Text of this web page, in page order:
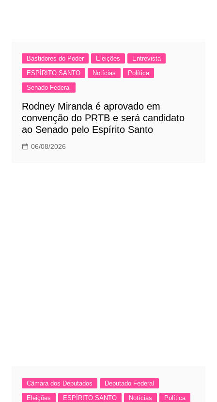
Bastidores do Poder Eleições
Entrevista
ESPÍRITO SANTO
Notícias
Política
Senado Federal
Rodney Miranda é aprovado em
convenção do PRTB e será candidato
ao Senado pelo Espírito Santo
06/08/2026
Câmara dos Deputados
Deputado Federal
Eleições
ESPÍRITO SANTO Notícias Política